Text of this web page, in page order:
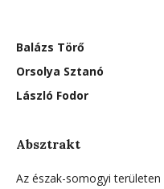
Balázs Törő
Orsolya Sztanó
László Fodor
Absztrakt
Az észak-somogyi